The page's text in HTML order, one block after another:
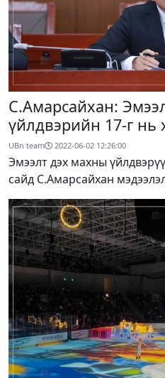
С.Амарсайхан:
үйлдвэрийн 17-г нь
UBn team 2022-06-02 12:26:00
Эмээлт дэх махны
сайд С.Амарсайхан